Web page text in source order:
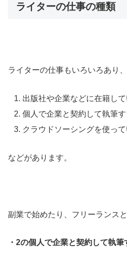
ライターの仕事の種類
ライターの仕事もいろいろあり、
出版社や企業などに在籍し
個人で企業と契約して執筆
クラウドソーシングを使っ
などがあります。
副業で始めたり、フリーランス
・2の個人で企業と契約して執